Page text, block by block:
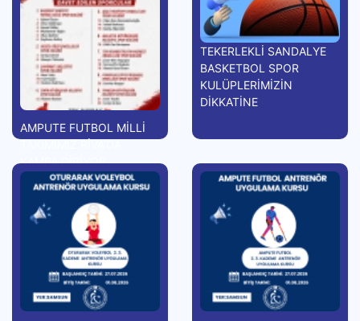
AMPUTE FUTBOL MİLLİ
KAMPA GİRİYOR
TEKERLEKLİ SANDALYE
BASKETBOL SPOR
KULÜPLERİMİZİN
DİKKATİNE